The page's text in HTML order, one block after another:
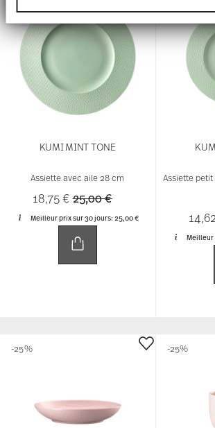
Informationen zu Ihrer Verwendung
Website an unsere Partner für
Werbung und Analysen weiter.
führen diese Informationen
weiteren Daten zusammen, die Sie
bereitgestellt haben oder die sie im
Nutzung der Dienste gesammelt
KUMI MINT TONE
Assiette avec aile 28 cm
18,75 €Price reduced from
25,00 €to
Meilleur prix sur 30 jours:25,00 €
Assiette
Meilleur
-25% -25%